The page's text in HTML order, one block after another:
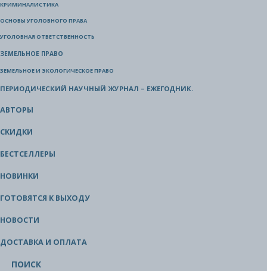
КРИМИНАЛИСТИКА
ОСНОВЫ УГОЛОВНОГО ПРАВА
УГОЛОВНАЯ ОТВЕТСТВЕННОСТЬ
ЗЕМЕЛЬНОЕ ПРАВО
ЗЕМЕЛЬНОЕ И ЭКОЛОГИЧЕСКОЕ ПРАВО
ПЕРИОДИЧЕСКИЙ НАУЧНЫЙ ЖУРНАЛ – ЕЖЕГОДНИК.
АВТОРЫ
СКИДКИ
БЕСТСЕЛЛЕРЫ
НОВИНКИ
ГОТОВЯТСЯ К ВЫХОДУ
НОВОСТИ
ДОСТАВКА И ОПЛАТА
ПОИСК